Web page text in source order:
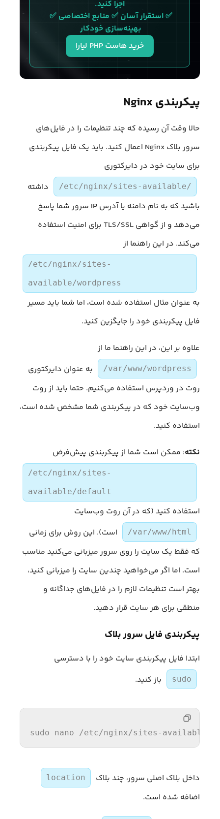
اجرا کنید.
✅ استقرار آسان ✅ منابع اختصاصی ✅
بهینه‌سازی خودکار
خرید هاست PHP لیارا
پیکربندی Nginx
حالا وقت آن رسیده که چند تنظیمات را در فایل‌های
سرور بلاک Nginx اعمال کنید. باید یک فایل پیکربندی
برای سایت خود در دایرکتوری
/etc/nginx/sites-available/
داشته
باشید که به نام دامنه یا آدرس IP سرور شما پاسخ
می‌دهد و از گواهی TLS/SSL برای امنیت استفاده
می‌کند. در این راهنما از
/etc/nginx/sites-
available/wordpress
به عنوان مثال استفاده شده است، اما شما باید مسیر
فایل پیکربندی خود را جایگزین کنید.
علاوه بر این، در این راهنما ما از
/var/www/wordpress
به عنوان دایرکتوری
روت در وردپرس استفاده می‌کنیم. حتما باید از روت
وب‌سایت خود که در پیکربندی شما مشخص شده است،
استفاده کنید.
نکته: ممکن است شما از پیکربندی پیش‌فرض
/etc/nginx/sites-
available/default
استفاده کنید (که در آن روت وب‌سایت
/var/www/html
است). این روش برای زمانی
که فقط یک سایت را روی سرور میزبانی می‌کنید مناسب
است. اما اگر می‌خواهید چندین سایت را میزبانی کنید،
بهتر است تنظیمات لازم را در فایل‌های جداگانه و
منطقی برای هر سایت قرار دهید.
پیکربندی فایل سرور بلاک
ابتدا فایل پیکربندی سایت خود را با دسترسی
sudo باز کنید.
sudo nano /etc/nginx/sites-available/
داخل بلاک اصلی سرور، چند بلاک location
اضافه شده است.